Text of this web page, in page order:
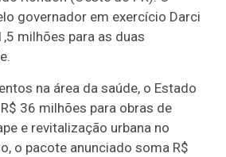
governador em exercício Darci
milhões para as duas
na área da saúde, o Estado
36 milhões para obras de
e revitalização urbana no
o pacote anunciado soma R$